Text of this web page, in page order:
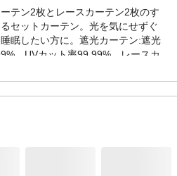
テン2枚とレースカーテン2枚のす
るセットカーテン。光を気にせずぐ
眠したい方に。遮光カーテン:遮光
、UVカット率99.99%、レースカ